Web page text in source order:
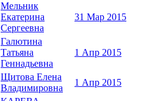
Мельник
Екатерина
Сергеевна
31 Мар 2015
Галютина
Татьяна
Геннадьевна
1 Апр 2015
Щитова Елена
Владимировна
1 Апр 2015